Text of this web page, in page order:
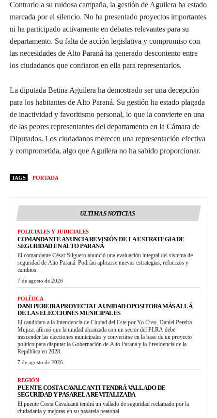
Contrario a su ruidosa campaña, la gestión de Aguilera ha estado
marcada por el silencio. No ha presentado proyectos importantes
ni ha participado activamente en debates relevantes para su
departamento. Su falta de acción legislativa y compromiso con
las necesidades de Alto Paraná ha generado descontento entre
los ciudadanos que confiaron en ella para representarlos.
La diputada Betina Aguilera ha demostrado ser una decepción
para los habitantes de Alto Paraná. Su gestión ha estado plagada
de inactividad y favoritismo personal, lo que la convierte en una
de las peores representantes del departamento en la Cámara de
Diputados. Los ciudadanos merecen una representación efectiva
y comprometida, algo que Aguilera no ha sabido proporcionar.
TAGS PORTADA
ULTIMAS NOTICIAS
POLICIALES Y JUDICIALES
COMANDANTE ANUNCIA REVISIÓN DE LA ESTRATEGIA DE
SEGURIDAD EN ALTO PARANÁ
El comandante César Silguero anunció una evaluación integral del sistema de
seguridad de Alto Paraná. Podrían aplicarse nuevas estrategias, refuerzos y
cambios.
7 de agosto de 2026
POLÍTICA
DANI PEREIRA PROYECTA LA UNIDAD OPOSITORA MÁS ALLÁ
DE LAS ELECCIONES MUNICIPALES
El candidato a la Intendencia de Ciudad del Este por Yo Creo, Daniel Pereira
Mujica, afirmó que la unidad alcanzada con un sector del PLRA debe
trascender las elecciones municipales y convertirse en la base de un proyecto
político para disputar la Gobernación de Alto Paraná y la Presidencia de la
República en 2028.
7 de agosto de 2026
REGIÓN
PUENTE COSTA CAVALCANTI TENDRÁ VALLADO DE
SEGURIDAD Y PASARELA REVITALIZADA
El puente Costa Cavalcanti tendrá un vallado de seguridad reclamado por la
ciudadanía y mejoras en su pasarela peatonal.